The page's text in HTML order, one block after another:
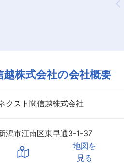
株式会社の会社概要
クスト関信越株式会社
潟市江南区東早通3-1-37
地図を
見る